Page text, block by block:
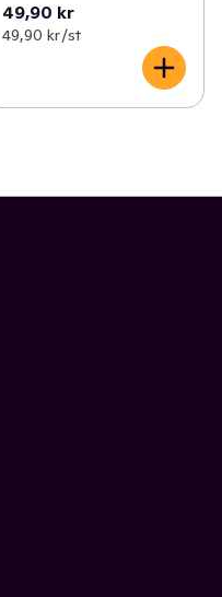
49,90 kr
49,90 kr /st